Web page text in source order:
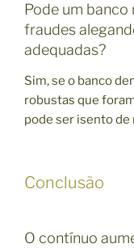
Pode um
fraudes
adequadas?
Sim, se o banco
robustas que
pode ser isento
Conclusão
O contínuo